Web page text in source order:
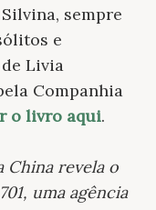
sempre
e
Livia
Companhia
o livro aqui.
China revela o
uma agência